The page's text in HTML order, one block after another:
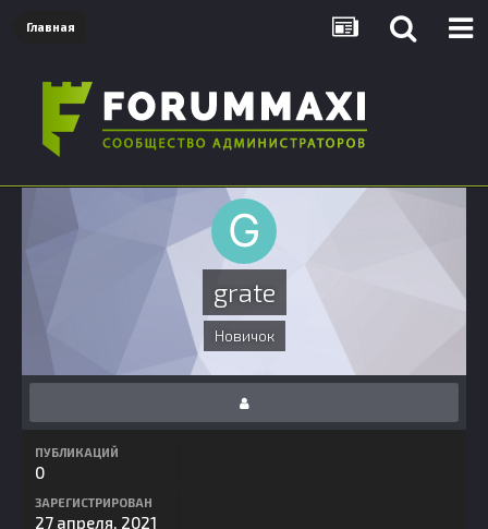
Главная
grate
Новичок
ПУБЛИКАЦИЙ
0
ЗАРЕГИСТРИРОВАН
27 апреля, 2021